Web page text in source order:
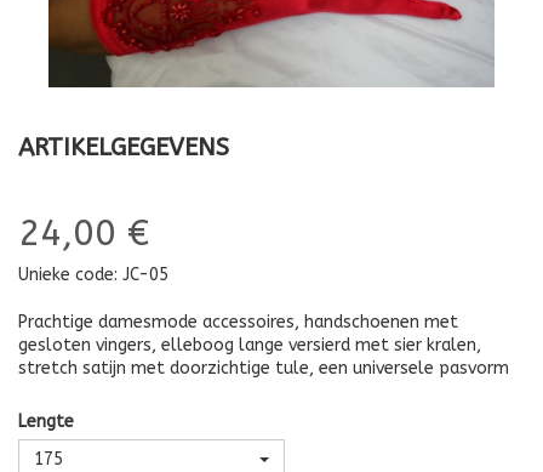
ARTIKELGEGEVENS
24,00 €
Unieke code: JC-05
Prachtige damesmode accessoires, handschoenen met
gesloten vingers, elleboog lange versierd met sier kralen,
stretch satijn met doorzichtige tule, een universele pasvorm
Lengte
175